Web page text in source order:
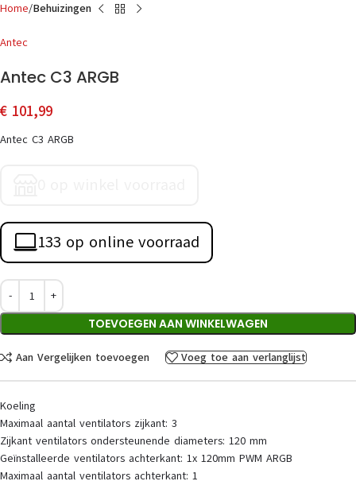
Home Behuizingen
Antec
Antec C3 ARGB
€ 101,99
Antec C3 ARGB
133 op online voorraad
TOEVOEGEN AAN WINKELWAGEN
Aan Vergelijken toevoegen Voeg toe aan verlanglijst
Koeling
Maximaal aantal ventilators zijkant: 3
Zijkant ventilators ondersteunende diameters: 120 mm
Geïnstalleerde ventilators achterkant: 1x 120mm PWM ARGB
Maximaal aantal ventilators achterkant: 1